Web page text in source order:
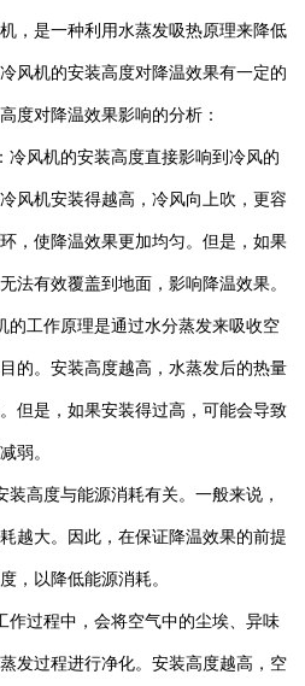
，是一种利用水蒸发吸热原理来降低
风机的安装高度对降温效果有一定的
高度对降温效果影响的分析：
冷风机的安装高度直接影响到冷风的
风机安装得越高，冷风向上吹，更容
，使降温效果更加均匀。但是，如果
法有效覆盖到地面，影响降温效果。
的工作原理是通过水分蒸发来吸收空
的。安装高度越高，水蒸发后的热量
但是，如果安装得过高，可能会导致
弱。
高度与能源消耗有关。一般来说，
越大。因此，在保证降温效果的前提
，以降低能源消耗。
作过程中，会将空气中的尘埃、异味
发过程进行净化。安装高度越高，空